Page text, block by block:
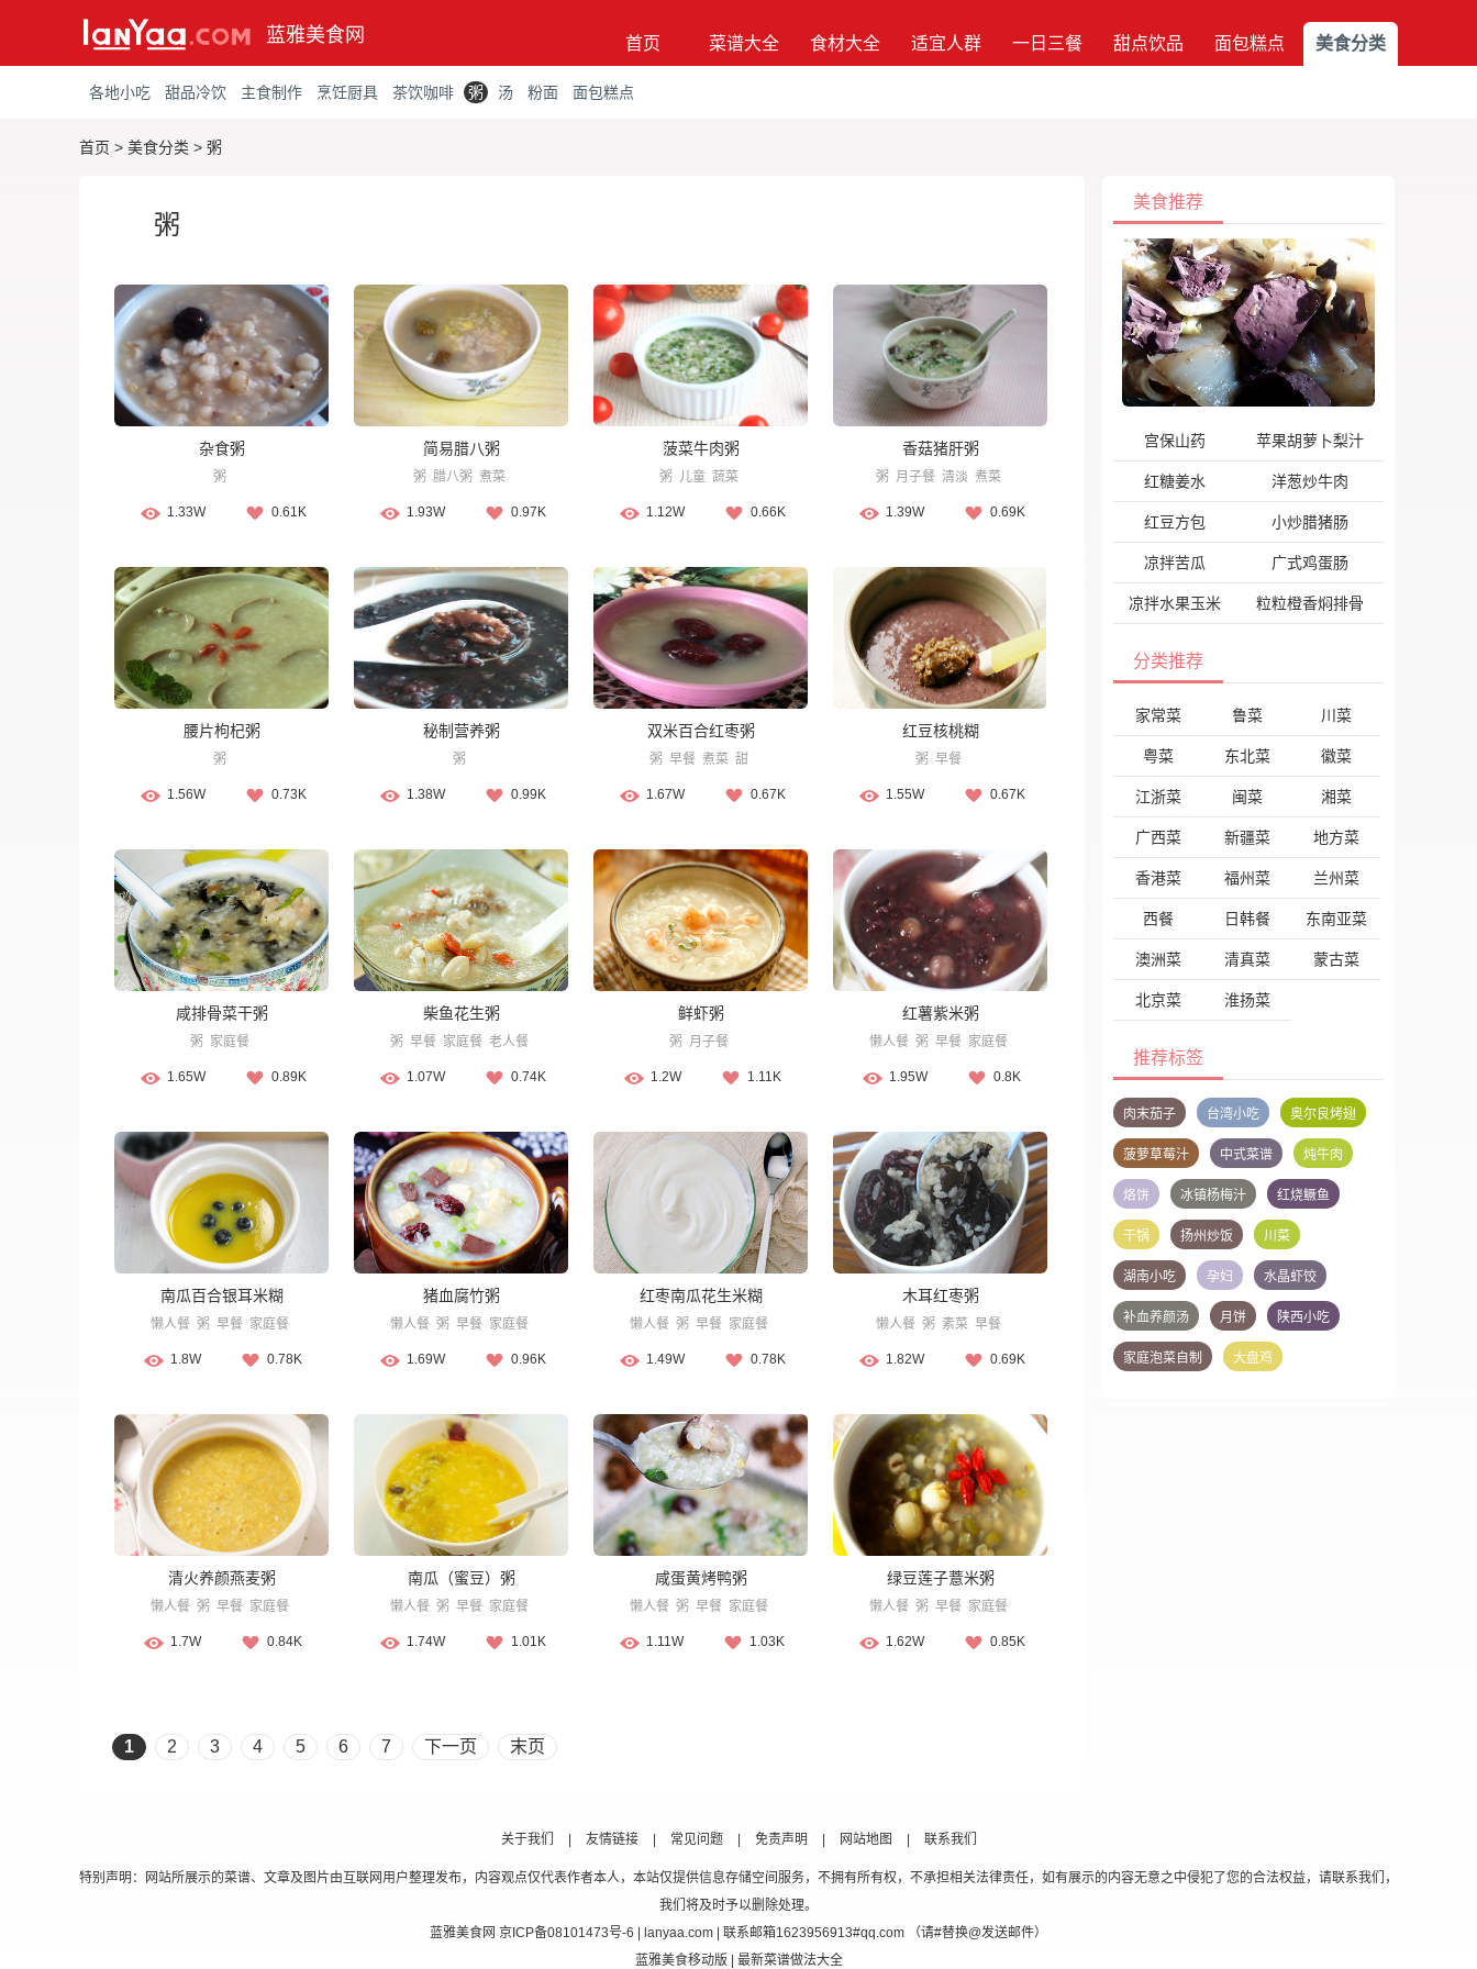
蓝雅美食网 首页 菜谱大全 食材大全 适宜人群 一日三餐 甜点饮品 面包糕点 美食分类
各地小吃 甜品冷饮 主食制作 烹饪厨具 茶饮咖啡 粥 汤 粉面 面包糕点
首页 > 美食分类 > 粥
粥
杂食粥
粥
1.33W 0.61K
简易腊八粥
粥 腊八粥 煮菜
1.93W 0.97K
菠菜牛肉粥
粥 儿童 蔬菜
1.12W 0.66K
香菇猪肝粥
粥 月子餐 清淡 煮菜
1.39W 0.69K
腰片枸杞粥
粥
1.56W 0.73K
秘制营养粥
粥
1.38W 0.99K
双米百合红枣粥
粥 早餐 煮菜 甜
1.67W 0.67K
红豆核桃糊
粥 早餐
1.55W 0.67K
咸排骨菜干粥
粥 家庭餐
1.65W 0.89K
柴鱼花生粥
粥 早餐 家庭餐 老人餐
1.07W 0.74K
鲜虾粥
粥 月子餐
1.2W 1.11K
红薯紫米粥
懒人餐 粥 早餐 家庭餐
1.95W 0.8K
南瓜百合银耳米糊
懒人餐 粥 早餐 家庭餐
1.8W 0.78K
猪血腐竹粥
懒人餐 粥 早餐 家庭餐
1.69W 0.96K
红枣南瓜花生米糊
懒人餐 粥 早餐 家庭餐
1.49W 0.78K
木耳红枣粥
懒人餐 粥 素菜 早餐
1.82W 0.69K
清火养颜燕麦粥
懒人餐 粥 早餐 家庭餐
1.7W 0.84K
南瓜（蜜豆）粥
懒人餐 粥 早餐 家庭餐
1.74W 1.01K
咸蛋黄烤鸭粥
懒人餐 粥 早餐 家庭餐
1.11W 1.03K
绿豆莲子薏米粥
懒人餐 粥 早餐 家庭餐
1.62W 0.85K
1 2 3 4 5 6 7 下一页 末页
美食推荐
宫保山药 苹果胡萝卜梨汁
红糖姜水 洋葱炒牛肉
红豆方包 小炒腊猪肠
凉拌苦瓜 广式鸡蛋肠
凉拌水果玉米 粒粒橙香焖排骨
分类推荐
家常菜 鲁菜 川菜
粤菜 东北菜 徽菜
江浙菜 闽菜 湘菜
广西菜 新疆菜 地方菜
香港菜 福州菜 兰州菜
西餐 日韩餐 东南亚菜
澳洲菜 清真菜 蒙古菜
北京菜 淮扬菜
推荐标签
肉末茄子 台湾小吃 奥尔良烤翅
菠萝草莓汁 中式菜谱 炖牛肉
烙饼 冰镇杨梅汁 红烧鳜鱼
干锅 扬州炒饭 川菜
湖南小吃 孕妇 水晶虾饺
补血养颜汤 月饼 陕西小吃
家庭泡菜自制 大盘鸡
关于我们 友情链接 常见问题 免责声明 网站地图 联系我们
特别声明：网站所展示的菜谱、文章及图片由互联网用户整理发布，内容观点仅代表作者本人，本站仅提供信息存储空间服务，不拥有所有权，不承担相关法律责任，如有展示的内容无意之中侵犯了您的合法权益，请联系我们，
我们将及时予以删除处理。
蓝雅美食网 京ICP备08101473号-6 | lanyaa.com | 联系邮箱1623956913#qq.com （请#替换@发送邮件）
蓝雅美食移动版 | 最新菜谱做法大全